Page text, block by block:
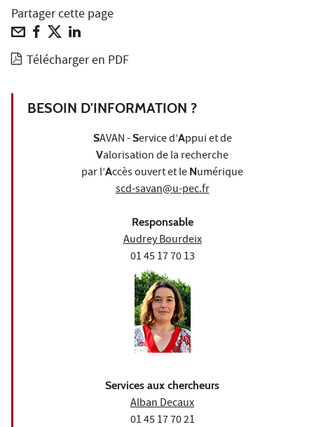
Partager cette page
Télécharger en PDF
BESOIN D'INFORMATION ?
SAVAN -Service d’Appui et de
Valorisation de la recherche
par l’Accès ouvert et le Numérique
scd-savan@u-pec.fr
Responsable
Audrey Bourdeix
01 45 17 70 13
Services aux chercheurs
Alban Decaux
01 45 17 70 21